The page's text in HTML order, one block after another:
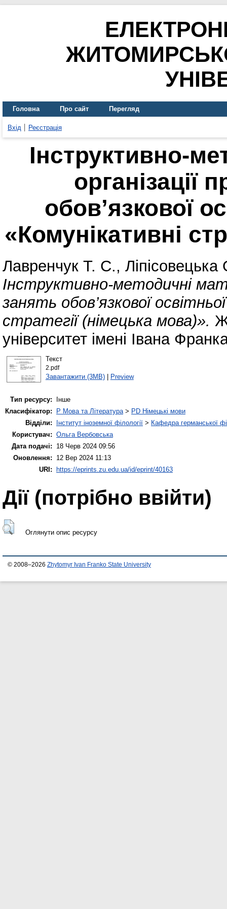
Головна Про сайт Перегляд
Вхід Реєстрація
Інструктивно-
організації
обов’язкової
«Комунікативні
Лавренчук Т. С.,
Інструктивно-методичні
занять обов’язкової
стратегії (німецька мова)».
університет імені Івана
Текст
2.pdf
Завантажити (3MB)| Preview
Тип ресурсу:
Інше
Класифікатор:
P Мова та Література> PD Німецькі мови
Відділи:
Інститут іноземної філології > Кафедра германської
Користувач: Ольга Вербовська
Дата подачі:
18 Черв 2024 09:56
Оновлення:
12 Вер 2024 11:13
URI:
https://eprints.zu.edu.ua/id/eprint/40163
Дії ​​(потрібно ввійти)
Оглянути опис ресурсу
© 2008–2026 Zhytomyr Ivan Franko State University